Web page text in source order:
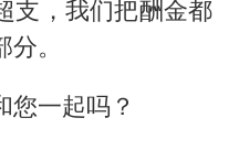
支，我们把酬金都
。
您一起吗？